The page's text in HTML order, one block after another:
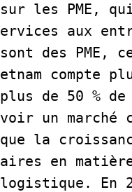
sur les PME,
aux
des PME,
compte
de 50 %
un
la
en